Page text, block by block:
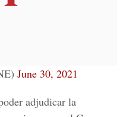
June 30, 2021
adjudicar la